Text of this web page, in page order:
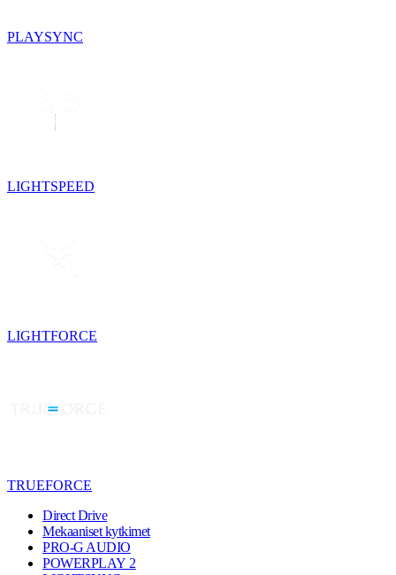
PLAYSYNC
LIGHTSPEED
LIGHTFORCE
TRUEFORCE
Direct Drive
Mekaaniset kytkimet
PRO-G AUDIO
POWERPLAY 2